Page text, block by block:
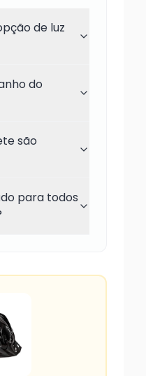
de luz
do
são
para todos